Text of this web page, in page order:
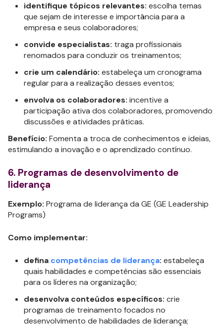
identifique tópicos relevantes: escolha temas
que sejam de interesse e importância para a
empresa e seus colaboradores;
convide especialistas: traga profissionais
renomados para conduzir os treinamentos;
crie um calendário: estabeleça um cronograma
regular para a realização desses eventos;
envolva os colaboradores: incentive a
participação ativa dos colaboradores, promovendo
discussões e atividades práticas.
Benefício: Fomenta a troca de conhecimentos e ideias,
estimulando a inovação e o aprendizado contínuo.
6. Programas de desenvolvimento de
liderança
Exemplo: Programa de liderança da GE (GE Leadership
Programs)
Como implementar:
defina competências de liderança: estabeleça
quais habilidades e competências são essenciais
para os líderes na organização;
desenvolva conteúdos específicos: crie
programas de treinamento focados no
desenvolvimento de habilidades de liderança;